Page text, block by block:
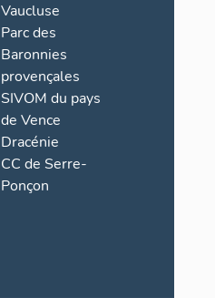
Vaucluse
Parc des
Baronnies
provençales
SIVOM du pays
de Vence
Dracénie
CC de Serre-
Ponçon